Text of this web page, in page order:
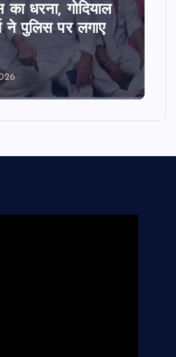
का धरना, गोदियाल
पुलिस पर लगाए